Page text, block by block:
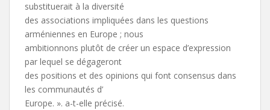
substituerait à la diversité
des associations impliquées dans les questions
arméniennes en Europe ; nous
ambitionnons plutôt de créer un espace d’expression
par lequel se dégageront
des positions et des opinions qui font consensus dans
les communautés d’
Europe. ». a-t-elle précisé.